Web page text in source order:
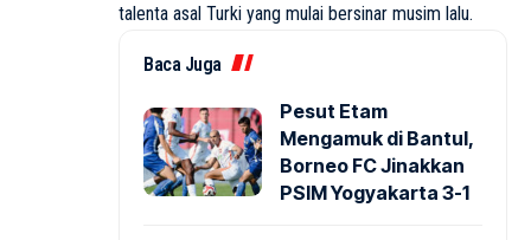
talenta asal Turki yang mulai bersinar musim lalu.
Baca Juga
Pesut Etam
Mengamuk di Bantul,
Borneo FC Jinakkan
PSIM Yogyakarta 3-1